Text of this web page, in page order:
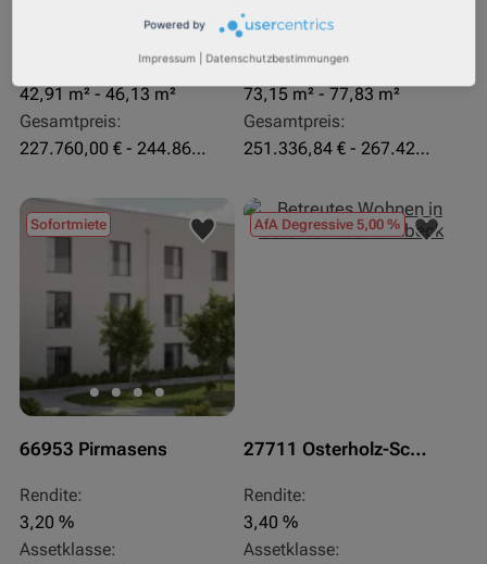
42,91 m² - 46,13 m²
Gesamtpreis:
227.760,00 € - 244.860,00 €
Objekteigenschaft:
Bestandsobjekt
Gesamtfläche:
73,15 m² - 77,83 m²
Gesamtpreis:
251.336,84 € - 267.420,00 €
Sofortmiete
66953 Pirmasens
Rendite:
3,20 %
Assetklasse:
AfA Degressive 5,00 %
27711 Osterholz-Scharmbeck
Rendite:
3,40 %
Assetklasse:
Powered by
Impressum Datenschutzbestimmungen